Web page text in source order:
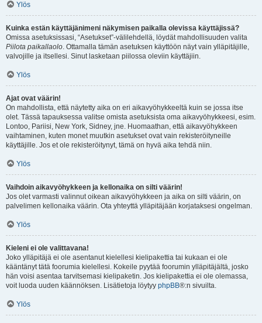
Ylös
Kuinka estän käyttäjänimeni näkymisen paikalla olevissa käyttäjissä?
Omissa asetuksissasi, “Asetukset”-välilehdellä, löydät mahdollisuuden valita
Piilota paikallaolo. Ottamalla tämän asetuksen käyttöön näyt vain ylläpitäjille,
valvojille ja itsellesi. Sinut lasketaan piilossa oleviin käyttäjiin.
Ylös
Ajat ovat väärin!
On mahdollista, että näytetty aika on eri aikavyöhykkeeltä kuin se jossa itse
olet. Tässä tapauksessa valitse omista asetuksista oma aikavyöhykkeesi, esim.
Lontoo, Pariisi, New York, Sidney, jne. Huomaathan, että aikavyöhykkeen
vaihtaminen, kuten monet muutkin asetukset ovat vain rekisteröityneille
käyttäjille. Jos et ole rekisteröitynyt, tämä on hyvä aika tehdä niin.
Ylös
Vaihdoin aikavyöhykkeen ja kellonaika on silti väärin!
Jos olet varmasti valinnut oikean aikavyöhykkeen ja aika on silti väärin, on
palvelimen kellonaika väärin. Ota yhteyttä ylläpitäjään korjataksesi ongelman.
Ylös
Kieleni ei ole valittavana!
Joko ylläpitäjä ei ole asentanut kielellesi kielipakettia tai kukaan ei ole
kääntänyt tätä foorumia kielellesi. Kokeile pyytää foorumin ylläpitäjältä, josko
hän voisi asentaa tarvitsemasi kielipaketin. Jos kielipakettia ei ole olemassa,
voit luoda uuden käännöksen. Lisätietoja löytyy phpBB®:n sivuilta.
Ylös